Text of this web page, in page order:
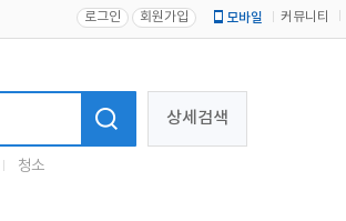
로그인 회원가입 모바일 커뮤니티
상세검색
청소